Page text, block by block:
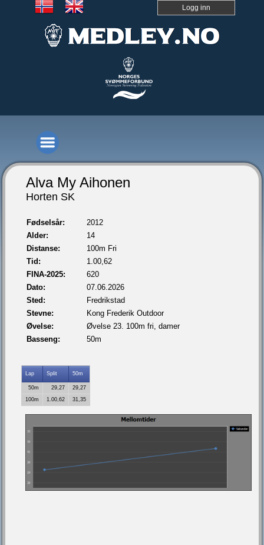
Logg inn
Alva My Aihonen
Horten SK
Fødselsår:
2012
Alder:
14
Distanse:
100m Fri
Tid:
1.00,62
FINA-2025:
620
Dato:
07.06.2026
Sted:
Fredrikstad
Stevne:
Kong Frederik Outdoor
Øvelse:
Øvelse 23. 100m fri, damer
Basseng:
50m
Lap Split 50m
50m 29,27
29,27
100m
1.00,62 31,35